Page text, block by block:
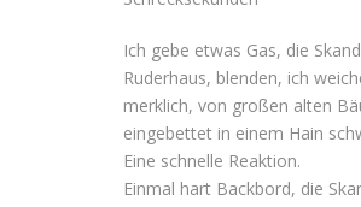
Ich gebe etwas Gas, die
Ruderhaus, blenden, ich
merklich, von großen alten
eingebettet in einem Hain
Eine schnelle Reaktion.
Einmal hart Backbord, die